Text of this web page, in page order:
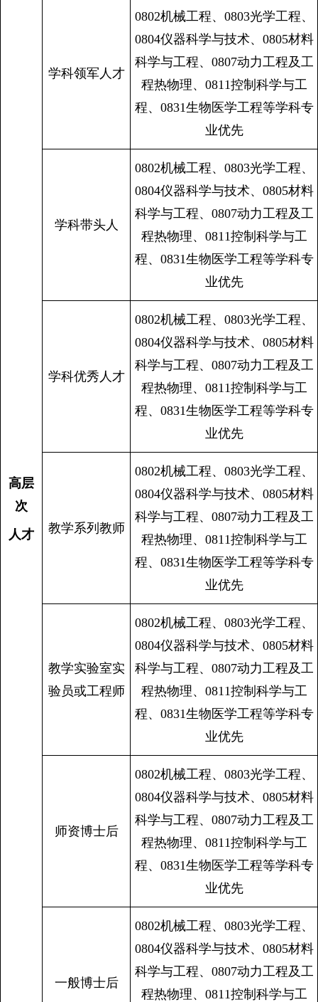
高层
次
人才
学科领军人才
0802机械工程、0803光学工程、
0804仪器科学与技术、0805材料
科学与工程、0807动力工程及工
程热物理、0811控制科学与工
程、0831生物医学工程等学科专
业优先
学科带头人
0802机械工程、0803光学工程、
0804仪器科学与技术、0805材料
科学与工程、0807动力工程及工
程热物理、0811控制科学与工
程、0831生物医学工程等学科专
业优先
学科优秀人才
0802机械工程、0803光学工程、
0804仪器科学与技术、0805材料
科学与工程、0807动力工程及工
程热物理、0811控制科学与工
程、0831生物医学工程等学科专
业优先
教学系列教师
0802机械工程、0803光学工程、
0804仪器科学与技术、0805材料
科学与工程、0807动力工程及工
程热物理、0811控制科学与工
程、0831生物医学工程等学科专
业优先
教学实验室实
验员或工程师
0802机械工程、0803光学工程、
0804仪器科学与技术、0805材料
科学与工程、0807动力工程及工
程热物理、0811控制科学与工
程、0831生物医学工程等学科专
业优先
师资博士后
0802机械工程、0803光学工程、
0804仪器科学与技术、0805材料
科学与工程、0807动力工程及工
程热物理、0811控制科学与工
程、0831生物医学工程等学科专
业优先
一般博士后
0802机械工程、0803光学工程、
0804仪器科学与技术、0805材料
科学与工程、0807动力工程及工
程热物理、0811控制科学与工